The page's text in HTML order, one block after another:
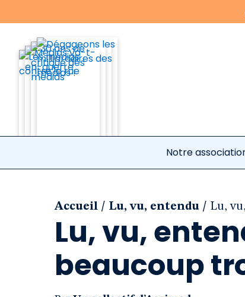
Notre
Accueil / Lu, vu, entendu / Lu,
Lu, vu,
beaucoup